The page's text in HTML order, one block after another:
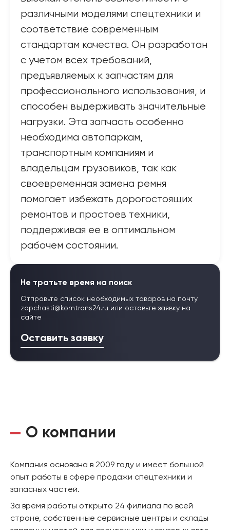
различными моделями спецтехники и
соответствие современным
стандартам качества. Он разработан
с учетом всех требований,
предъявляемых к запчастям для
профессионального использования, и
способен выдерживать значительные
нагрузки. Эта запчасть особенно
необходима автопаркам,
транспортным компаниям и
владельцам грузовиков, так как
своевременная замена ремня
помогает избежать дорогостоящих
ремонтов и простоев техники,
поддерживая ее в оптимальном
рабочем состоянии.
Не тратьте время на поиск
Отправьте список необходимых товаров на почту
zapchasti@komtrans24.ru или оставьте заявку на
сайте
Оставить заявку
О компании
Компания основана в 2009 году и имеет большой
опыт работы в сфере продажи спецтехники и
запасных частей.
За время работы открыто 24 филиала по всей
стране, собственные сервисные центры и склады